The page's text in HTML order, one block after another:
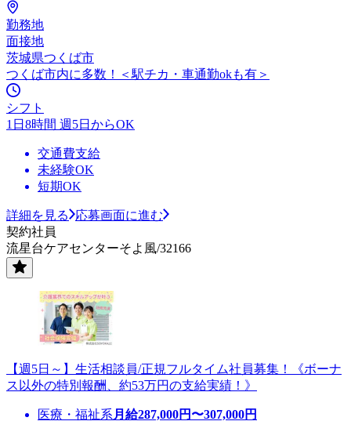
勤務地
面接地
茨城県つくば市
つくば市内に多数！＜駅チカ・車通勤okも有＞
シフト
1日8時間 週5日からOK
交通費支給
未経験OK
短期OK
詳細を見る
応募画面に進む
契約社員
流星台ケアセンターそよ風/32166
【週5日～】生活相談員/正規フルタイム社員募集！《ボーナ
ス以外の特別報酬、約53万円の支給実績！》
医療・福祉系 月給287,000円〜307,000円